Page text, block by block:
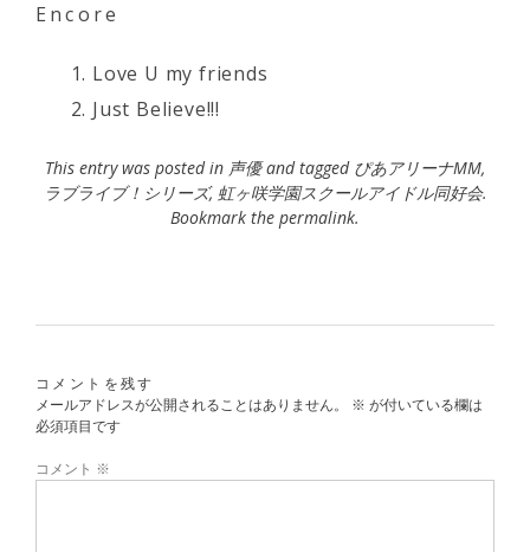
Encore
Love U my friends
Just Believe!!!
This entry was posted in 声優and tagged ぴあアリーナMM,
ラブライブ！シリーズ, 虹ヶ咲学園スクールアイドル同好会.
Bookmark the permalink.
コメントを残す
メールアドレスが公開されることはありません。
※ が付いている欄は
必須項目です
コメント ※